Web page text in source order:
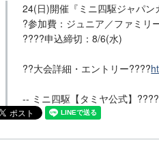
24(日)開催『ミニ四駆ジャパン
?参加費：ジュニア／ファミリ
????申込締切：8/6(水)
??大会詳細・エントリー????
-- ミニ四駆【タミヤ公式】